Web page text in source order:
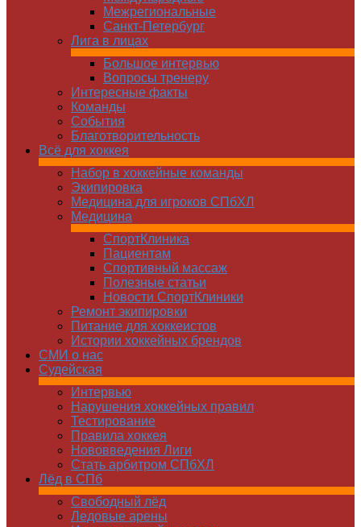
Межрегиональные
Санкт-Петербург
Лига в лицах
Большое интервью
Вопросы тренеру
Интересные факты
Команды
Cобытия
Благотворительность
Всё для хоккея
Набор в хоккейные команды
Экипировка
Медицина для игроков СПбХЛ
Медицина
СпортКлиника
Пациентам
Спортивный массаж
Полезные статьи
Новости СпортКлиники
Ремонт экипировки
Питание для хоккеистов
Истории хоккейных брендов
СМИ о нас
Судейская
Интервью
Нарушения хоккейных правил
Тестирование
Правила хоккея
Нововведения Лиги
Стать арбитром СПбХЛ
Лёд в СПб
Свободный лёд
Ледовые арены